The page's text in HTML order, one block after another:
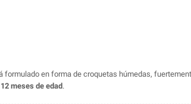
formulado en forma de croquetas húmedas,
meses de edad.